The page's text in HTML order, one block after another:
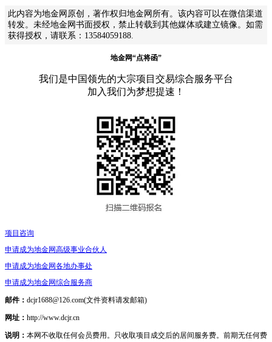
此内容为地金网原创，著作权归地金网所有。该内容可以在微信渠道
转发。未经地金网书面授权，禁止转载到其他媒体或建立镜像。如需
获得授权，请联系：13584059188.
地金网“点将函”
我们是中国领先的大宗项目交易综合服务平台
加入我们为梦想提速！
项目咨询
申请成为地金网高级事业合伙人
申请成为地金网各地办事处
申请成为地金网综合服务商
邮件： dcjr1688@126.com(文件资料请发邮箱)
网址： http://www.dcjr.cn
说明： 本网不收取任何会员费用。只收取项目成交后的居间服务费。前期无任何费